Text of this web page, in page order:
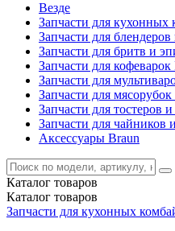
Везде
Запчасти для кухонных
Запчасти для
Запчасти для бритв и
Запчасти для кофеварок
Запчасти для
Запчасти для мясорубок
Запчасти для тостеров
Запчасти для чайников
Аксессуары Braun
Каталог товаров
Каталог товаров
Запчасти для кухонных